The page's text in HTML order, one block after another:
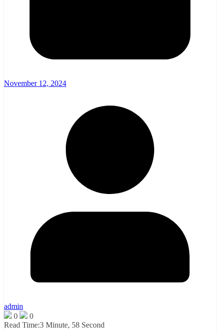
November 12, 2024
admin
0
0
Read Time:3 Minute, 58 Second